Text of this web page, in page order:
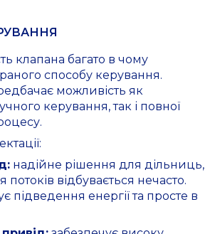
клапана багато в чому
способу керування.
можливість як
керування, так і повної
надійне рішення для дільниць,
відбувається нечасто.
підведення енергії та просте в